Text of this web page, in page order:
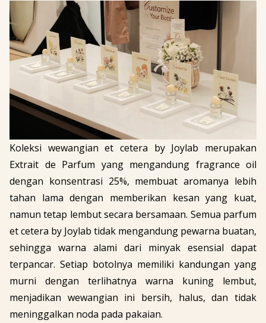
Koleksi wewangian et cetera by Joylab merupakan
Extrait de Parfum yang mengandung fragrance oil
dengan konsentrasi 25%, membuat aromanya lebih
tahan lama dengan memberikan kesan yang kuat,
namun tetap lembut secara bersamaan. Semua parfum
et cetera by Joylab tidak mengandung pewarna buatan,
sehingga warna alami dari minyak esensial dapat
terpancar. Setiap botolnya memiliki kandungan yang
murni dengan terlihatnya warna kuning lembut,
menjadikan wewangian ini bersih, halus, dan tidak
meninggalkan noda pada pakaian.